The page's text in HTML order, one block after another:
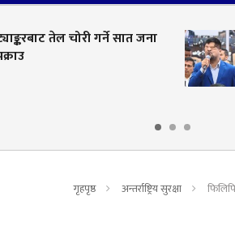
चोरी गर्ने सात जना
प्रश्न–
ग्यास
गृहपृष्ठ अन्तर्राष्ट्रिय सुरक्षा